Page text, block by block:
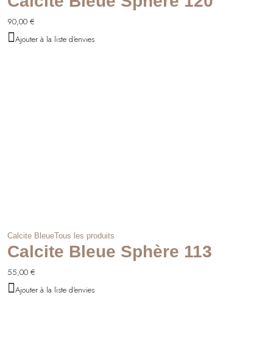
90,00 €
Ajouter à la liste d'envies
Calcite BleueTous les produits
Calcite Bleue Sphère 113
55,00 €
Ajouter à la liste d'envies